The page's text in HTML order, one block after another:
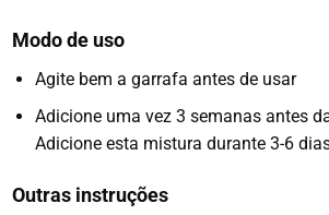
Modo de uso
Agite bem a garrafa antes de usar
Adicione uma vez 3 semanas antes
Adicione esta mistura durante 3-6
Outras instruções